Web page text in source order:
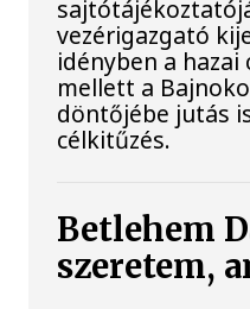
vezérigazgató
idényben a
mellett a
döntőjébe jutás
célkitűzés.
Betlehem
szeretem,